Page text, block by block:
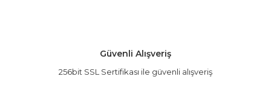
görüntülenemiyor.
Ürün açıklamasında eksik bilgiler
Güvenli Alışveriş
256bit SSL Sertifikası ile güvenli alışveriş